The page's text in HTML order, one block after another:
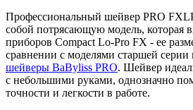
Профессиональный шейвер PRO
собой потрясающую модель, которая
приборов Compact Lo-Pro FX - ее
сравнении с моделями старшей серии
шейверы BaByliss PRO. Шейвер
с небольшими руками, однозначно
точности и легкости в работе.